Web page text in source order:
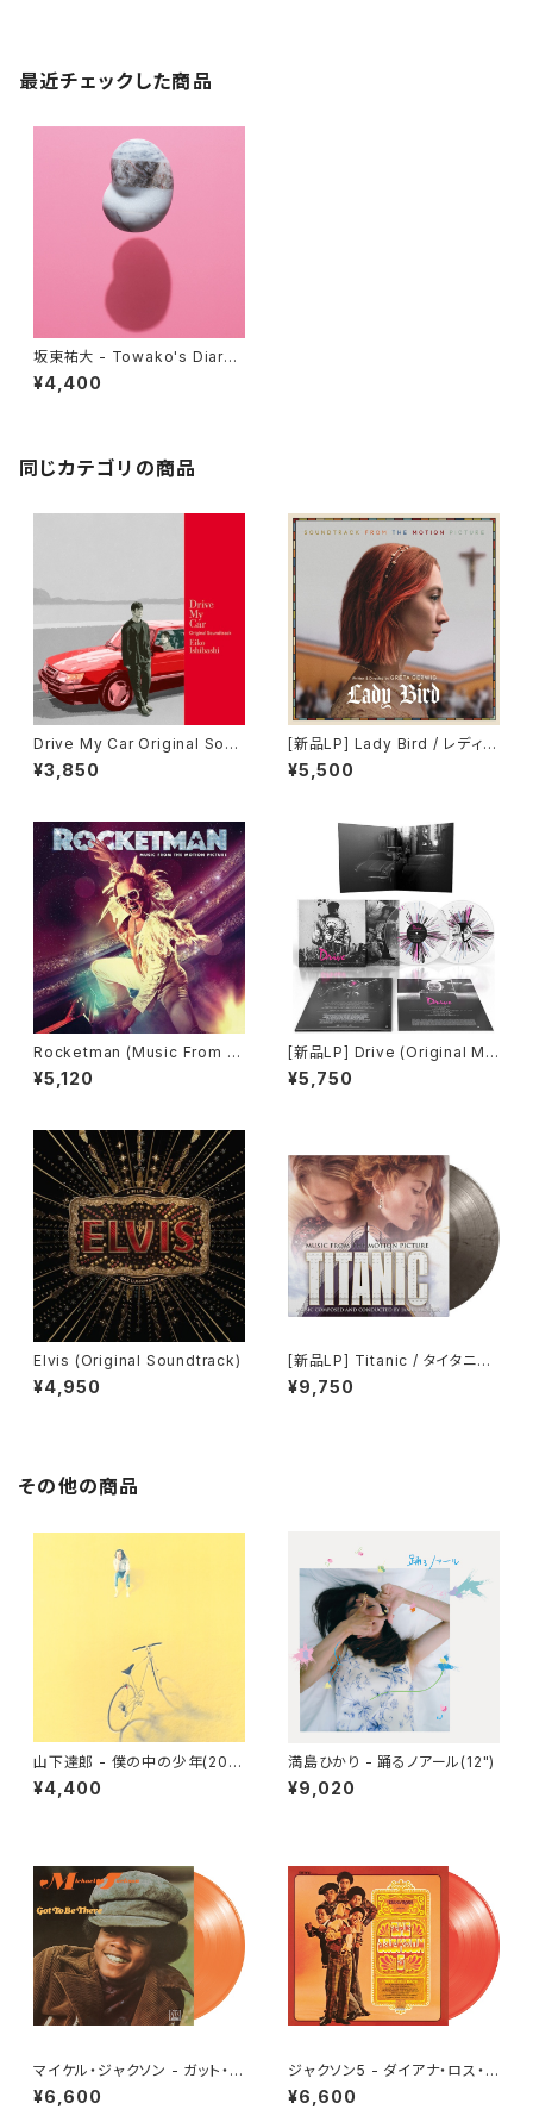
最近チェックした商品
坂東祐大 - Towako's Diary
- from “大豆田とわ子と三人の
元夫” [LP Selection] (LP)
¥4,400
同じカテゴリの商品
Drive My Car Original Soun
dtrack＜初回限定生産盤＞
¥3,850
[新品LP] Lady Bird / レディ・
バード
¥5,500
Rocketman (Music From th
e Motion Picture)
¥5,120
[新品LP] Drive (Original Mo
tion Picture Soundtrack) -
Cliff Martinez / 「ドライヴ」
¥5,750
Elvis (Original Soundtrack)
¥4,950
[新品LP] Titanic / タイタニッ
ク (Colored Vinyl, Silver, Bl
ack, 180 Gram Vinyl, Limite
¥9,750
その他の商品
山下達郎 - 僕の中の少年(202
5 Vinyl Edition)[完全生産限
定](LP重量盤)
¥4,400
満島ひかり - 踊るノアール(12")
¥9,020
マイケル・ジャクソン - ガット・ト
ゥ・ビー・ゼア[クリア・オレンジ]
(LP重量盤)
¥6,600
ジャクソン5 - ダイアナ・ロス・プ
レゼンツ・ザ・ジャクソン５ [帰っ
てほしいの][クリア・レッド・オレ
¥6,600